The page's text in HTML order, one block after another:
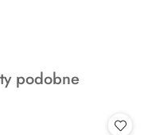
podobne